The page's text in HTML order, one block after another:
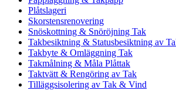
Plåtslageri
Skorstensrenovering
Snöskottning & Snöröjning Tak
Takbesiktning & Statusbesiktning av
Takbyte & Omläggning Tak
Takmålning & Måla Plåttak
Taktvätt & Rengöring av Tak
Tilläggsisolering av Tak & Vind